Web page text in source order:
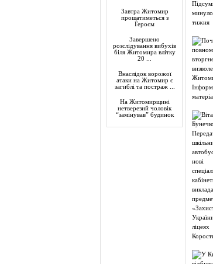
Завтра Житомир
прощатиметься з
Героєм
Завершено
розслідування вибухів
біля Житомира влітку
20 ...
Внаслідок ворожої
атаки на Житомир є
загиблі та постраж ...
На Житомирщині
нетверезий чоловік
“замінував” будинок